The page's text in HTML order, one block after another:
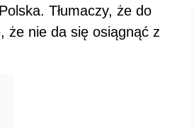
Tłumaczy, że do
że nie da się osiągnąć z